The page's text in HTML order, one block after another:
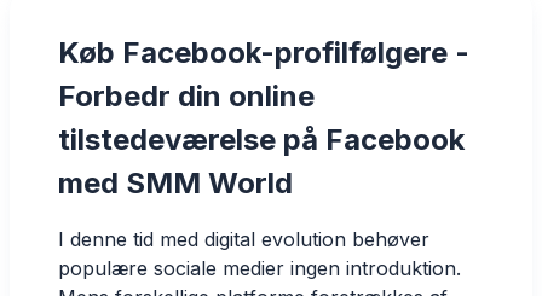
Køb Facebook-profilfølgere -
Forbedr din online
tilstedeværelse på Facebook
med SMM World
I denne tid med digital evolution behøver
populære sociale medier ingen introduktion.